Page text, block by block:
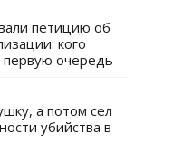
петицию об
кого
первую очередь
а потом сел
убийства в